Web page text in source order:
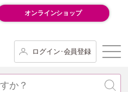
オンラインショップ
ログイン･会員登録